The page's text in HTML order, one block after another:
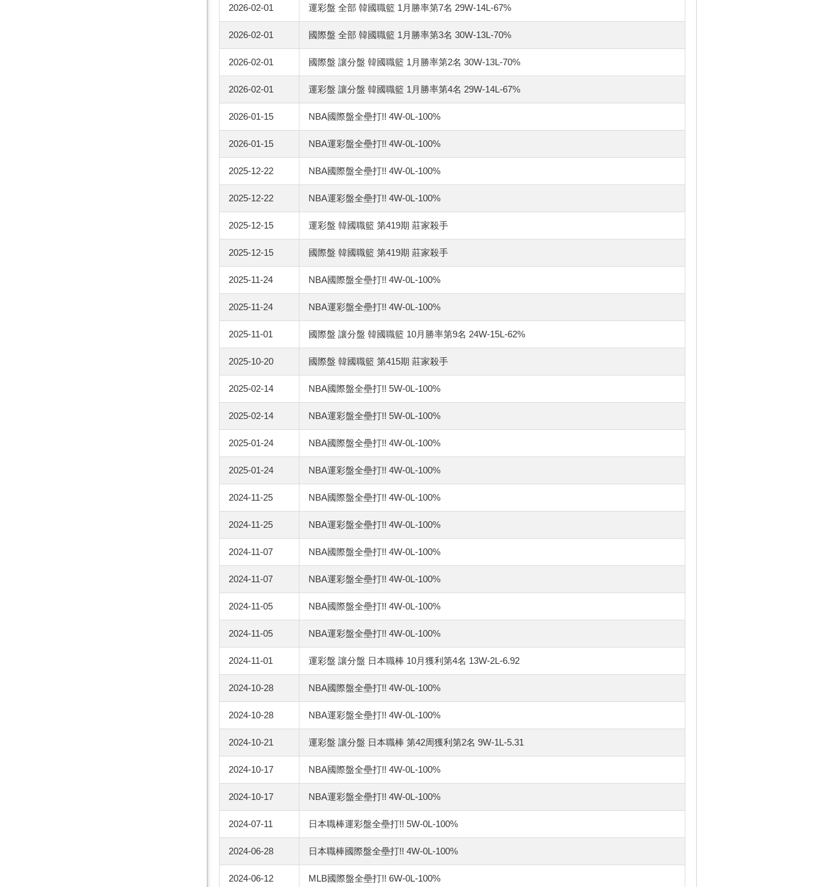
2026-02-01 運彩盤 全部 韓國職籃 1月勝率第7名 29W-14L-67%
2026-02-01 國際盤 全部 韓國職籃 1月勝率第3名 30W-13L-70%
2026-02-01 國際盤 讓分盤 韓國職籃 1月勝率第2名 30W-13L-70%
2026-02-01 運彩盤 讓分盤 韓國職籃 1月勝率第4名 29W-14L-67%
2026-01-15 NBA國際盤全壘打!! 4W-0L-100%
2026-01-15 NBA運彩盤全壘打!! 4W-0L-100%
2025-12-22 NBA國際盤全壘打!! 4W-0L-100%
2025-12-22 NBA運彩盤全壘打!! 4W-0L-100%
2025-12-15 運彩盤 韓國職籃 第419期 莊家殺手
2025-12-15 國際盤 韓國職籃 第419期 莊家殺手
2025-11-24 NBA國際盤全壘打!! 4W-0L-100%
2025-11-24 NBA運彩盤全壘打!! 4W-0L-100%
2025-11-01 國際盤 讓分盤 韓國職籃 10月勝率第9名 24W-15L-62%
2025-10-20 國際盤 韓國職籃 第415期 莊家殺手
2025-02-14 NBA國際盤全壘打!! 5W-0L-100%
2025-02-14 NBA運彩盤全壘打!! 5W-0L-100%
2025-01-24 NBA國際盤全壘打!! 4W-0L-100%
2025-01-24 NBA運彩盤全壘打!! 4W-0L-100%
2024-11-25 NBA國際盤全壘打!! 4W-0L-100%
2024-11-25 NBA運彩盤全壘打!! 4W-0L-100%
2024-11-07 NBA國際盤全壘打!! 4W-0L-100%
2024-11-07 NBA運彩盤全壘打!! 4W-0L-100%
2024-11-05 NBA國際盤全壘打!! 4W-0L-100%
2024-11-05 NBA運彩盤全壘打!! 4W-0L-100%
2024-11-01 運彩盤 讓分盤 日本職棒 10月獲利第4名 13W-2L-6.92
2024-10-28 NBA國際盤全壘打!! 4W-0L-100%
2024-10-28 NBA運彩盤全壘打!! 4W-0L-100%
2024-10-21 運彩盤 讓分盤 日本職棒 第42周獲利第2名 9W-1L-5.31
2024-10-17 NBA國際盤全壘打!! 4W-0L-100%
2024-10-17 NBA運彩盤全壘打!! 4W-0L-100%
2024-07-11 日本職棒運彩盤全壘打!! 5W-0L-100%
2024-06-28 日本職棒國際盤全壘打!! 4W-0L-100%
2024-06-12 MLB國際盤全壘打!! 6W-0L-100%